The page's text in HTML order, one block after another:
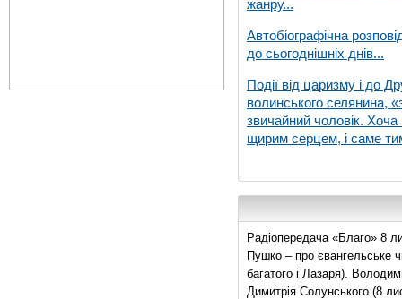
жанру...
Автобіографічна
до сьогоднішніх днів...
Події від царизму і до
волинського селянина,
звичайний чоловік. Хоча
щирим серцем, і саме
Радіопередача «Благо» 8
Пушко – про євангельське
багатого і Лазаря).
Димитрія Солунського (8